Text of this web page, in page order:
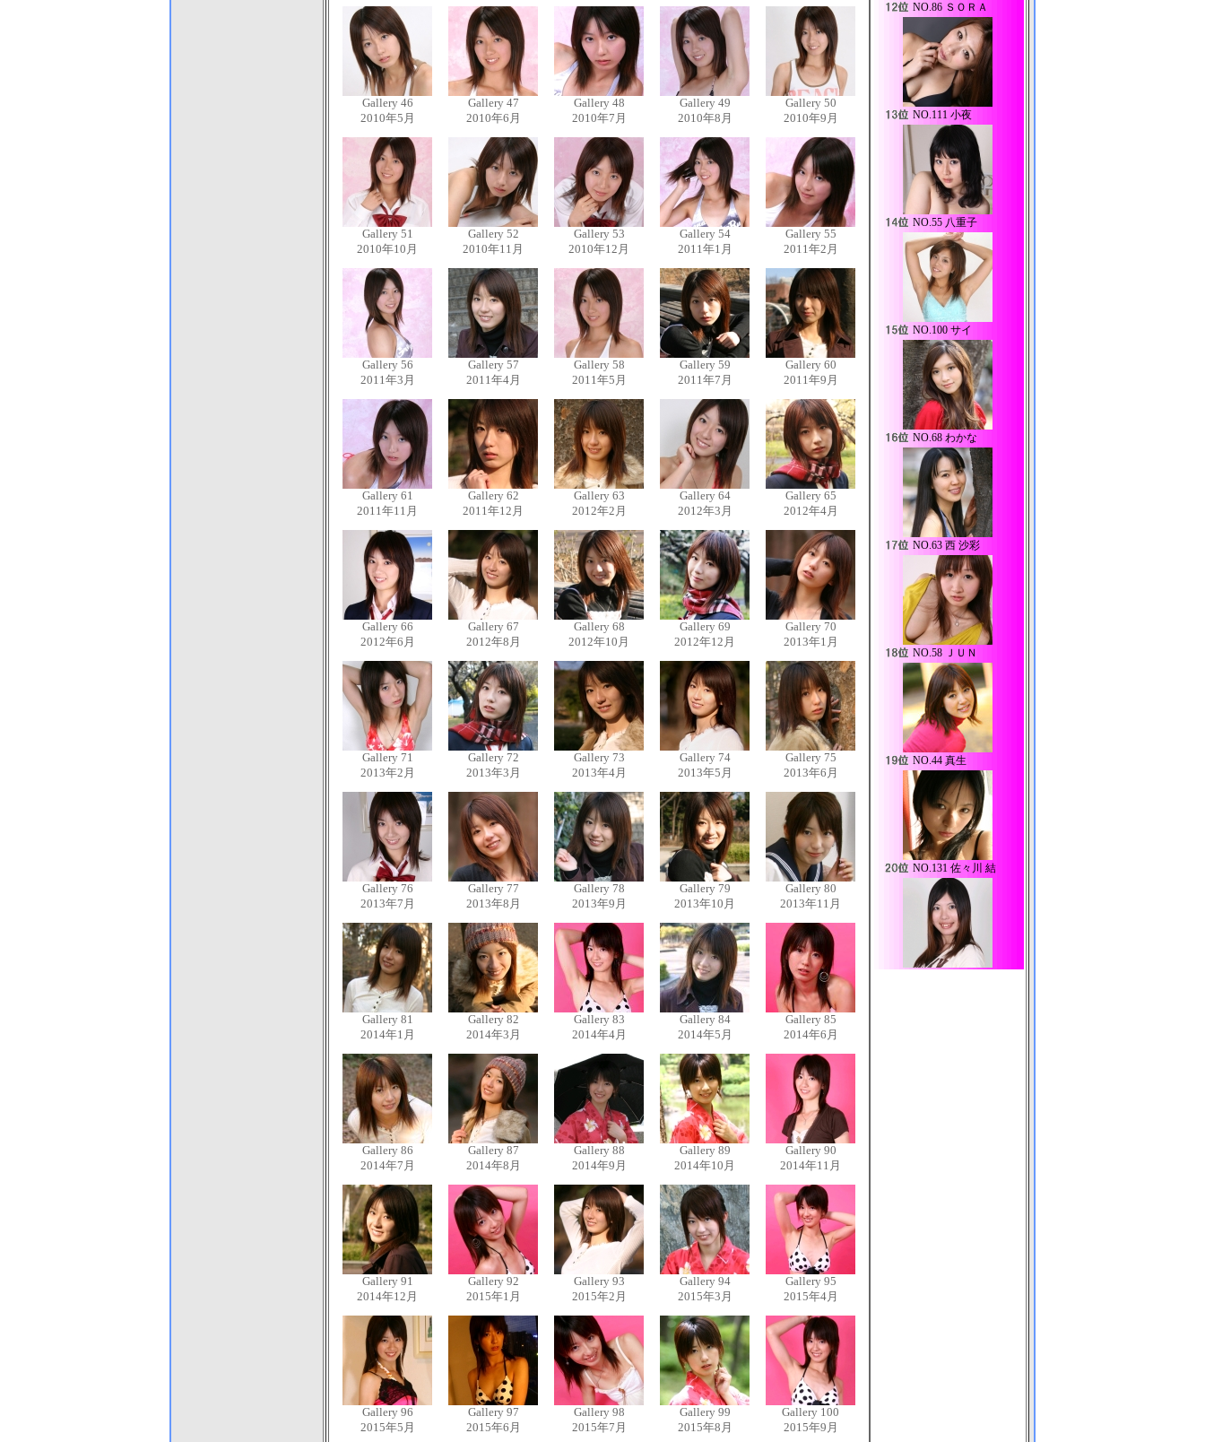
Gallery 46
2010年5月
Gallery 47
2010年6月
Gallery 48
2010年7月
Gallery 49
2010年8月
Gallery 50
2010年9月
Gallery 51
2010年10月
Gallery 52
2010年11月
Gallery 53
2010年12月
Gallery 54
2011年1月
Gallery 55
2011年2月
Gallery 56
2011年3月
Gallery 57
2011年4月
Gallery 58
2011年5月
Gallery 59
2011年7月
Gallery 60
2011年9月
Gallery 61
2011年11月
Gallery 62
2011年12月
Gallery 63
2012年2月
Gallery 64
2012年3月
Gallery 65
2012年4月
Gallery 66
2012年6月
Gallery 67
2012年8月
Gallery 68
2012年10月
Gallery 69
2012年12月
Gallery 70
2013年1月
Gallery 71
2013年2月
Gallery 72
2013年3月
Gallery 73
2013年4月
Gallery 74
2013年5月
Gallery 75
2013年6月
Gallery 76
2013年7月
Gallery 77
2013年8月
Gallery 78
2013年9月
Gallery 79
2013年10月
Gallery 80
2013年11月
Gallery 81
2014年1月
Gallery 82
2014年3月
Gallery 83
2014年4月
Gallery 84
2014年5月
Gallery 85
2014年6月
Gallery 86
2014年7月
Gallery 87
2014年8月
Gallery 88
2014年9月
Gallery 89
2014年10月
Gallery 90
2014年11月
Gallery 91
2014年12月
Gallery 92
2015年1月
Gallery 93
2015年2月
Gallery 94
2015年3月
Gallery 95
2015年4月
Gallery 96
2015年5月
Gallery 97
2015年6月
Gallery 98
2015年7月
Gallery 99
2015年8月
Gallery 100
2015年9月
NO.86 ＳＯＲＡ
NO.111 小夜
NO.55 八重子
NO.100 サイ
NO.68 わかな
NO.63 西 沙彩
NO.58 ＪＵＮ
NO.44 真生
NO.131 佐々川 結